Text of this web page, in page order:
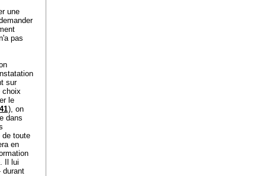
une
pas
sur
choix
le
), on
dans
de toute
en
Il lui
durant